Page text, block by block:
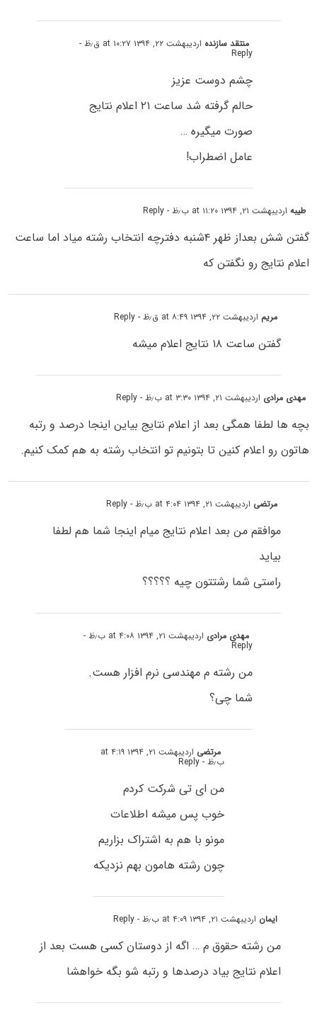
منتقد سازنده اردیبهشت ۲۲, ۱۳۹۴ at ۱۰:۲۷ ق٫ظ -
Reply
چشم دوست عزیز
حالم گرفته شد ساعت ۲۱ اعلام نتایج
صورت میگیره …
عامل اضطراب!
طیبهاردیبهشت ۲۱, ۱۳۹۴ at ۱۱:۲۰ ب٫ظ - Reply
گفتن شش بعداز ظهر ۴شنبه دفترچه انتخاب رشته میاد اما ساعت
اعلام نتایج رو نگفتن که
مریم اردیبهشت ۲۲, ۱۳۹۴ at ۸:۴۹ ق٫ظ - Reply
گفتن ساعت ۱۸ نتایج اعلام میشه
مهدی مرادی اردیبهشت ۲۱, ۱۳۹۴ at ۳:۳۰ ب٫ظ - Reply
بچه ها لطفا همگی بعد از اعلام نتایج بیاین اینجا درصد و رتبه
هاتون رو اعلام کنین تا بتونیم تو انتخاب رشته به هم کمک کنیم.
مرتضی اردیبهشت ۲۱, ۱۳۹۴ at ۴:۰۴ ب٫ظ - Reply
موافقم من بعد اعلام نتایج میام اینجا شما هم لطفا
بیاید
راستی شما رشتتون چیه ؟؟؟؟؟
مهدی مرادی اردیبهشت ۲۱, ۱۳۹۴ at ۴:۰۸ ب٫ظ -
Reply
من رشته م مهندسی نرم افزار هست.
شما چی؟
مرتضی اردیبهشت ۲۱, ۱۳۹۴ at ۴:۱۹
ب٫ظ - Reply
من ای تی شرکت کردم
خوب پس میشه اطلاعات
مونو با هم به اشتراک بزاریم
چون رشته هامون بهم نزدیکه
ایمان اردیبهشت ۲۱, ۱۳۹۴ at ۴:۰۹ ب٫ظ - Reply
من رشته حقوق م … اگه از دوستان کسی هست بعد از
اعلام نتایج بیاد درصدها و رتبه شو بگه خواهشا